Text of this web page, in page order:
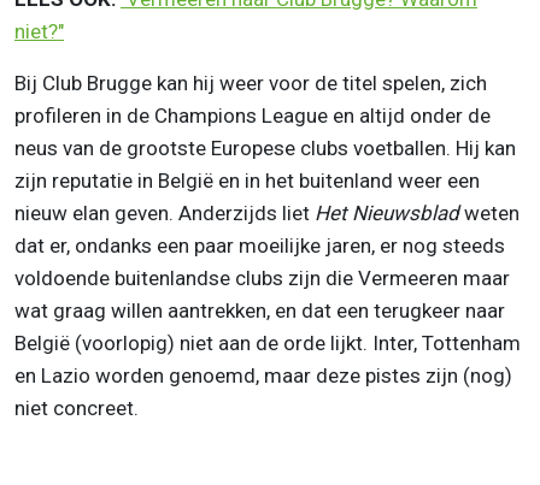
niet?"
Bij Club Brugge kan hij weer voor de titel spelen, zich
profileren in de Champions League en altijd onder de
neus van de grootste Europese clubs voetballen. Hij kan
zijn reputatie in België en in het buitenland weer een
nieuw elan geven. Anderzijds liet Het Nieuwsbladweten
dat er, ondanks een paar moeilijke jaren, er nog steeds
voldoende buitenlandse clubs zijn die Vermeeren maar
wat graag willen aantrekken, en dat een terugkeer naar
België (voorlopig) niet aan de orde lijkt. Inter, Tottenham
en Lazio worden genoemd, maar deze pistes zijn (nog)
niet concreet.